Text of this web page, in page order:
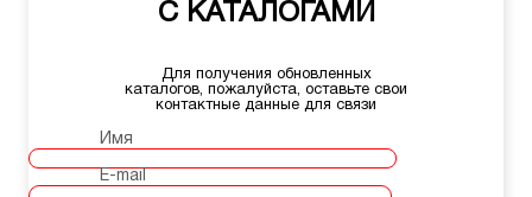
С КАТАЛОГАМИ
Для получения обновленных
каталогов, пожалуйста, оставьте свои
контактные данные для связи
Имя
E-mail